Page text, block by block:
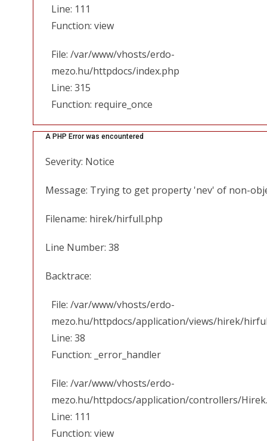
Line: 111
Function: view
File: /var/www/vhosts/erdo-
mezo.hu/httpdocs/index.php
Line: 315
Function: require_once
A PHP Error was encountered
Severity: Notice
Message: Trying to get property 'nev' of non-
Filename: hirek/hirfull.php
Line Number: 38
Backtrace:
File: /var/www/vhosts/erdo-
mezo.hu/httpdocs/application/views/hirek/
Line: 38
Function: _error_handler
File: /var/www/vhosts/erdo-
mezo.hu/httpdocs/application/controllers/
Line: 111
Function: view